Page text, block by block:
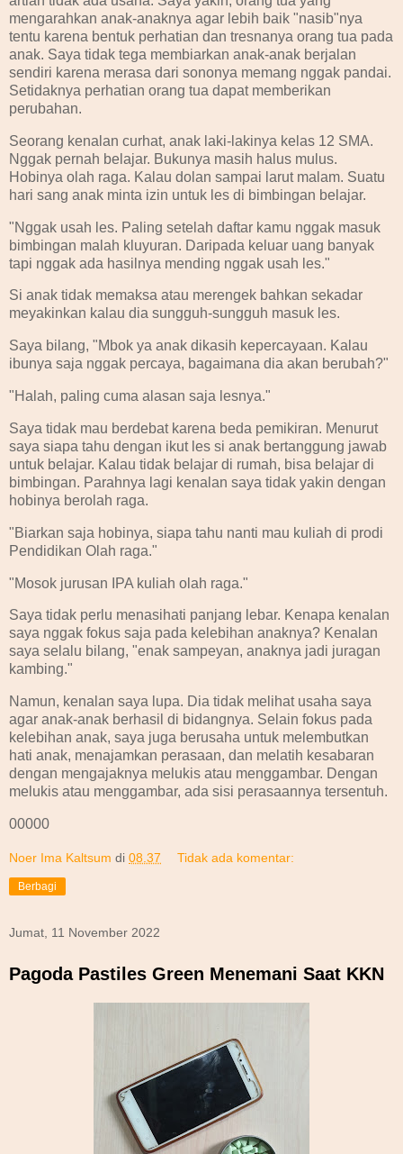
mengarahkan anak-anaknya agar lebih baik "nasib"nya
tentu karena bentuk perhatian dan tresnanya orang tua pada
anak. Saya tidak tega membiarkan anak-anak berjalan
sendiri karena merasa dari sononya memang nggak pandai.
Setidaknya perhatian orang tua dapat memberikan
perubahan.
Seorang kenalan curhat, anak laki-lakinya kelas 12 SMA.
Nggak pernah belajar. Bukunya masih halus mulus.
Hobinya olah raga. Kalau dolan sampai larut malam. Suatu
hari sang anak minta izin untuk les di bimbingan belajar.
"Nggak usah les. Paling setelah daftar kamu nggak masuk
bimbingan malah kluyuran. Daripada keluar uang banyak
tapi nggak ada hasilnya mending nggak usah les."
Si anak tidak memaksa atau merengek bahkan sekadar
meyakinkan kalau dia sungguh-sungguh masuk les.
Saya bilang, "Mbok ya anak dikasih kepercayaan. Kalau
ibunya saja nggak percaya, bagaimana dia akan berubah?"
"Halah, paling cuma alasan saja lesnya."
Saya tidak mau berdebat karena beda pemikiran. Menurut
saya siapa tahu dengan ikut les si anak bertanggung jawab
untuk belajar. Kalau tidak belajar di rumah, bisa belajar di
bimbingan. Parahnya lagi kenalan saya tidak yakin dengan
hobinya berolah raga.
"Biarkan saja hobinya, siapa tahu nanti mau kuliah di prodi
Pendidikan Olah raga."
"Mosok jurusan IPA kuliah olah raga."
Saya tidak perlu menasihati panjang lebar. Kenapa kenalan
saya nggak fokus saja pada kelebihan anaknya? Kenalan
saya selalu bilang, "enak sampeyan, anaknya jadi juragan
kambing."
Namun, kenalan saya lupa. Dia tidak melihat usaha saya
agar anak-anak berhasil di bidangnya. Selain fokus pada
kelebihan anak, saya juga berusaha untuk melembutkan
hati anak, menajamkan perasaan, dan melatih kesabaran
dengan mengajaknya melukis atau menggambar. Dengan
melukis atau menggambar, ada sisi perasaannya tersentuh.
00000
Noer Ima Kaltsum di 08.37 Tidak ada komentar:
Berbagi
Jumat, 11 November 2022
Pagoda Pastiles Green Menemani Saat KKN